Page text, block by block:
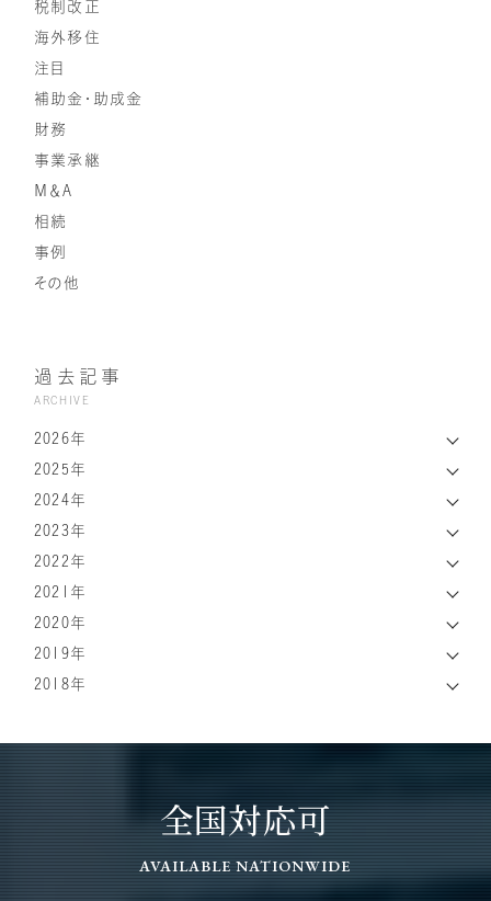
税制改正
海外移住
注目
補助金・助成金
財務
事業承継
Ｍ＆Ａ
相続
事例
その他
過去記事
ARCHIVE
2026年
2025年
2024年
2023年
2022年
2021年
2020年
2019年
2018年
全国対応可
AVAILABLE NATIONWIDE